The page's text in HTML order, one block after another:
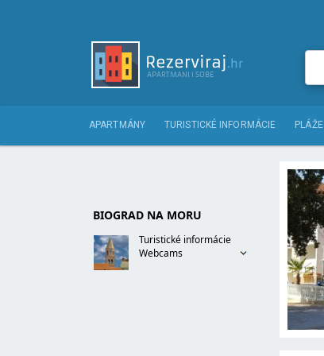
APARTMÁNY TURISTICKÉ INFORMÁCIE PLÁŽE
BIOGRAD NA MORU
Turistické informácie
Webcams